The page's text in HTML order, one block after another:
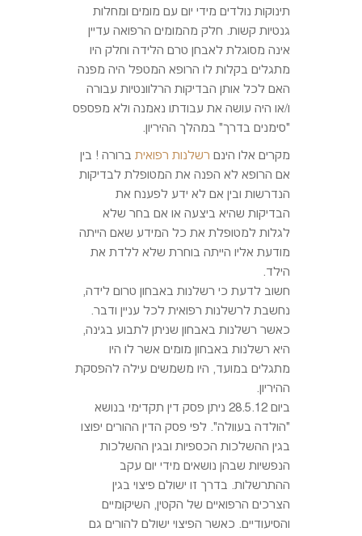
תינוקות נולדים מידי יום עם מומים ומחלות
גנטיות קשות. חלק מהמומים הרפואה עדיין
אינה מסוגלת לאבחן טרם הלידה וחלק היו
מתגלים בקלות לו הרופא המטפל היה מפנה
האם לכל אותן הבדיקות הרלוונטיות עבורה
ו/או היה עושה את עבודתו נאמנה ולא מפספס
"סימנים בדרך" במהלך ההיריון.
מקרים אלו הינם רשלנות רפואית ברורה ! בין
אם הרופא לא הפנה את המטופלת לבדיקות
הנדרשות ובין אם לא ידע לפענח את
הבדיקות שהיא ביצעה או אם בחר שלא
לגלות למטופלת את כל המידע שאם הייתה
מודעת אליו הייתה בוחרת שלא ללדת את
הילד.
חשוב לדעת כי רשלנות באבחון טרום לידה,
נחשבת לרשלנות רפואית לכל עניין ודבר.
כאשר רשלנות באבחון שניתן לתבוע בגינה,
היא רשלנות באבחון מומים אשר לו היו
מתגלים במועד, היו משמשים עילה להפסקת
ההיריון.
ביום 28.5.12 ניתן פסק דין תקדימי בנושא
"הולדה בעוולה". לפי פסק הדין ההורים יפוצו
בגין ההשלכות הכספיות ובגין ההשלכות
הנפשיות שבהן נושאים מידי יום עקב
ההתרשלות. בדרך זו ישולם פיצוי בגין
הצרכים הרפואיים של הקטין, השיקומיים
והסיעודיים. כאשר הפיצוי ישולם להורים גם